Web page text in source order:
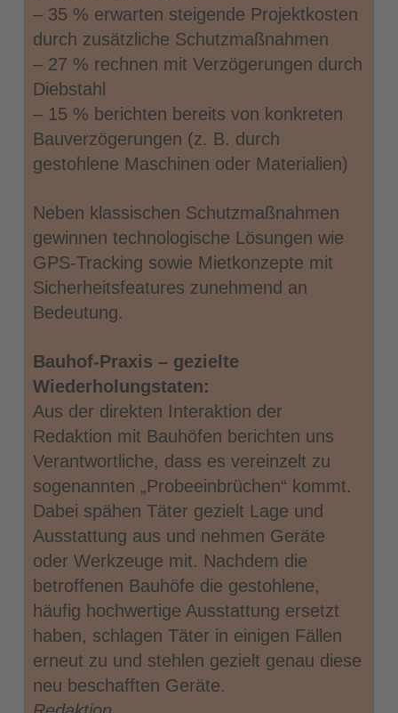
– 35 % erwarten steigende Projektkosten
durch zusätzliche Schutzmaßnahmen
– 27 % rechnen mit Verzögerungen durch
Diebstahl
– 15 % berichten bereits von konkreten
Bauverzögerungen (z. B. durch
gestohlene Maschinen oder Materialien)
Neben klassischen Schutzmaßnahmen
gewinnen technologische Lösungen wie
GPS-Tracking sowie Mietkonzepte mit
Sicherheitsfeatures zunehmend an
Bedeutung.
Bauhof-Praxis – gezielte
Wiederholungstaten:
Aus der direkten Interaktion der
Redaktion mit Bauhöfen berichten uns
Verantwortliche, dass es vereinzelt zu
sogenannten „Probeeinbrüchen“ kommt.
Dabei spähen Täter gezielt Lage und
Ausstattung aus und nehmen Geräte
oder Werkzeuge mit. Nachdem die
betroffenen Bauhöfe die gestohlene,
häufig hochwertige Ausstattung ersetzt
haben, schlagen Täter in einigen Fällen
erneut zu und stehlen gezielt genau diese
neu beschafften Geräte.